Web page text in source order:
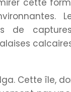
cette
de
Cette île,